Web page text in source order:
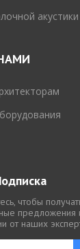
чтобы
предложения
от наших